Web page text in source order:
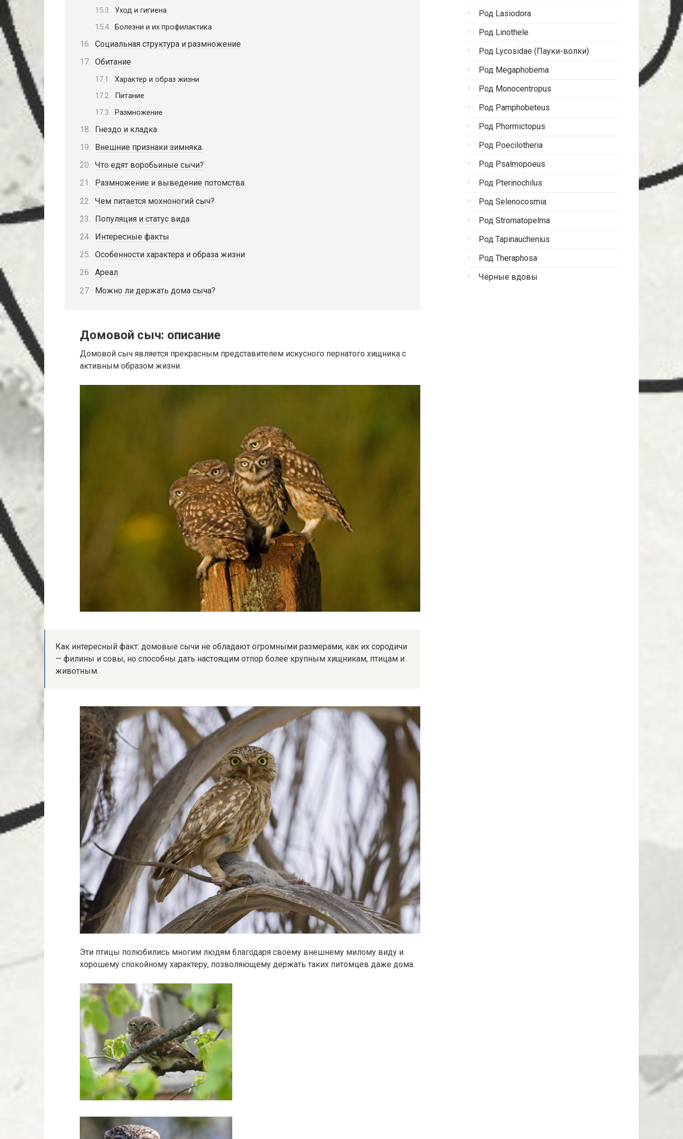
Уход и гигиена
Болезни и их профилактика
Социальная структура и размножение
Обитание
Характер и образ жизни
Питание
Размножение
Гнездо и кладка
Внешние признаки зимняка.
Что едят воробьиные сычи?
Размножение и выведение потомства
Чем питается мохноногий сыч?
Популяция и статус вида
Интересные факты
Особенности характера и образа жизни
Ареал
Можно ли держать дома сыча?
Домовой сыч: описание
Домовой сыч является прекрасным представителем искусного пернатого хищника с
активным образом жизни.
Как интересный факт: домовые сычи не обладают огромными размерами, как их сородичи
— филины и совы, но способны дать настоящим отпор более крупным хищникам, птицам и
животным.
Эти птицы полюбились многим людям благодаря своему внешнему милому виду и
хорошему спокойному характеру, позволяющему держать таких питомцев даже дома.
Род Lasiodora
Род Linothele
Род Lycosidae (Пауки-волки)
Род Megaphobema
Род Monocentropus
Род Pamphobeteus
Род Phormictopus
Род Poecilotheria
Род Psalmopoeus
Род Pterinochilus
Род Selenocosmia
Род Stromatopelma
Род Tapinauchenius
Род Theraphosa
Чёрные вдовы